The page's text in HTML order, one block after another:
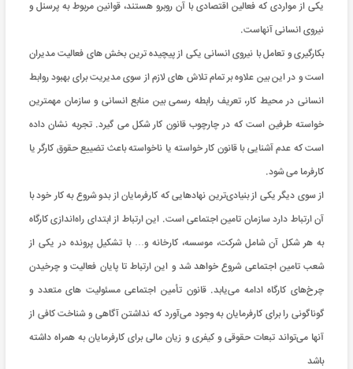
یکی از مواردی که فعالین اقتصادی با آن روبرو هستند، قوانین مربوط به پرسنل و
نیروی انسانی آنهاست.
بکارگیری و تعامل با نیروی انسانی یکی از پیچیده ترین بخش های فعالیت مدیران
است و در این بین علاوه بر تمام تلاش های لازم از سوی مدیریت برای بهبود روابط
انسانی در محیط کار، تعریف رابطه رسمی بین منابع انسانی و سازمان مهمترین
خواسته طرفین است که در چارچوب قانون کار شکل می گیرد. تجربه نشان داده
است که عدم آشنایی با قانون کار خواسته یا ناخواسته باعث تضییع حقوق کارگر یا
کارفرما می شود.
از سوی دیگر یکی از بنیادی‌ترین نهادهایی که کارفرمایان از بدو شروع به کار خود با
آن ارتباط دارد سازمان تامین اجتماعی است. این ارتباط از ابتدای راه‌اندازی کارگاه
به هر شکل آن شامل شرکت، موسسه، کارخانه و… با تشکیل پرونده در یکی از
شعب تامین اجتماعی شروع خواهد شد و این ارتباط تا پایان فعالیت و چرخیدن
چرخ‌های کارگاه ادامه می‌یابد. قانون تأمین اجتماعی مسئولیت‌ های متعدد و
گوناگونی را برای کارفرمایان به وجود می‌آورد که نداشتن آگاهی و شناخت کافی از
آنها می‌تواند تبعات حقوقی و کیفری و زیان مالی برای کارفرمایان به همراه داشته
باشد